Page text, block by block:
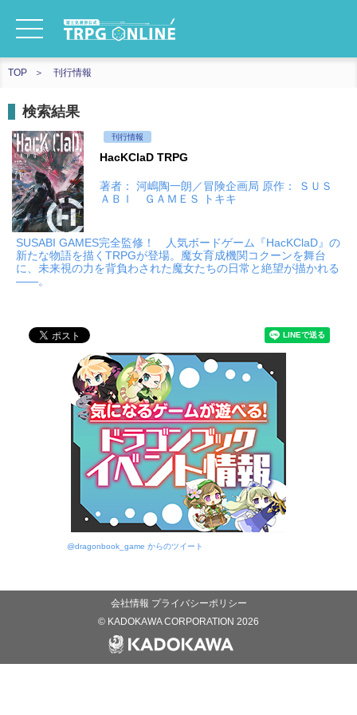
TOP 刊行情報
検索結果
刊行情報
HacKClaD TRPG
著者： 河嶋陶一朗／冒険企画局 原作： ＳＵＳ
ＡＢＩ ＧＡＭＥＳ トキキ
SUSABI GAMES完全監修！ 人気ボードゲーム『HacKClaD』の
新たな物語を描くTRPGが登場。魔女育成機関コクーンを舞台
に、未来視の力を背負わされた魔女たちの日常と絶望が描かれる
――。
@dragonbook_game からのツイート
会社情報 プライバシーポリシー
© KADOKAWA CORPORATION 2026